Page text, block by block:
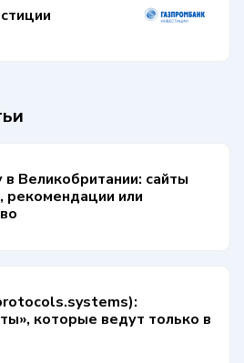
в Великобритании: сайты
рекомендации или
которые ведут только в